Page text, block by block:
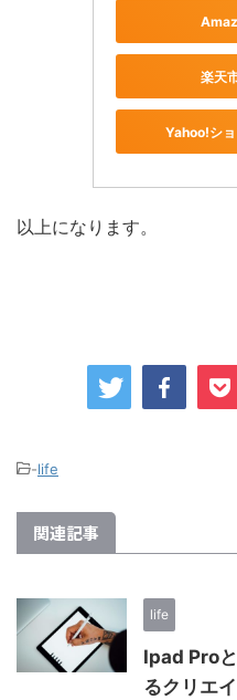
楽天
Yahoo!シ
以上になります。
-life
関連記事
life
Ipad Pro
るクリエ